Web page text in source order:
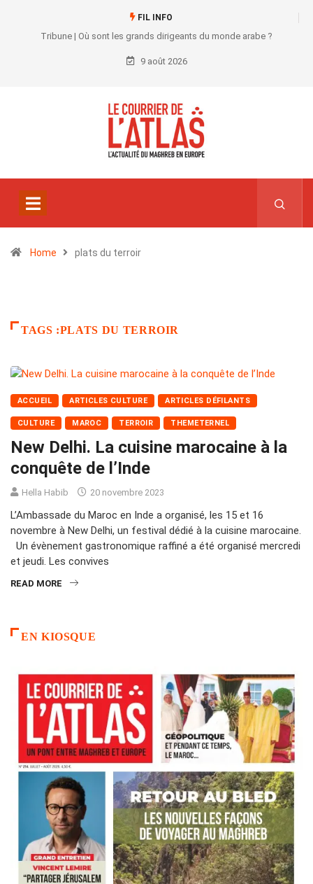
FIL INFO
Tribune | Où sont les grands dirigeants du monde arabe ?
9 août 2026
Home plats du terroir
TAGS :PLATS DU TERROIR
ACCUEIL ARTICLES CULTURE ARTICLES DÉFILANTS
CULTURE MAROC TERROIR THEMETERNEL
New Delhi. La cuisine marocaine à la
conquête de l’Inde
Hella Habib 20 novembre 2023
L’Ambassade du Maroc en Inde a organisé, les 15 et 16
novembre à New Delhi, un festival dédié à la cuisine marocaine.
Un évènement gastronomique raffiné a été organisé mercredi
et jeudi. Les convives
READ MORE
EN KIOSQUE